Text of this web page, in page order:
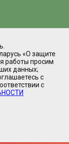
«О защите
работы просим
данных;
с
с
или